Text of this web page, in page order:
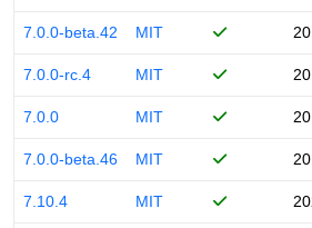
7.0.0-beta.42 MIT
7.0.0-rc.4 MIT
7.0.0 MIT
7.0.0-beta.46 MIT
7.10.4 MIT